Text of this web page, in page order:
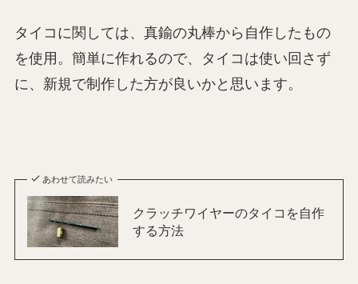
タイコに関しては、真鍮の丸棒から自作したもの
を使用。簡単に作れるので、タイコは使い回さず
に、新規で制作した方が良いかと思います。
あわせて読みたい
クラッチワイヤーのタイコを自作
する方法